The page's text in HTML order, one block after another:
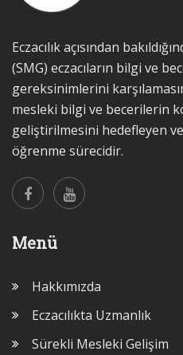
Eczacılık açısından
(SMG) eczacıların bilgi ve
gereksinimlerini
mesleki bilgi ve becerilerin
geliştirilmesini hedefleyen
öğrenme sürecidir.
Menü
Hakkımızda
Eczacılıkta Uzmanlık
Sürekli Mesleki Gelişim